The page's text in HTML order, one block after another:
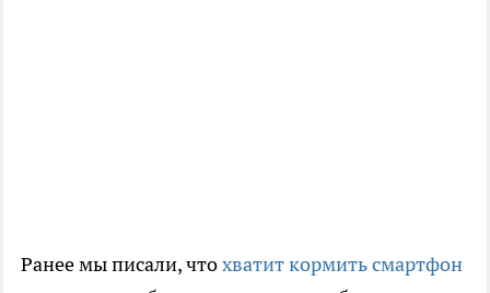
Ранее мы писали, чтохватит кормить смартфон